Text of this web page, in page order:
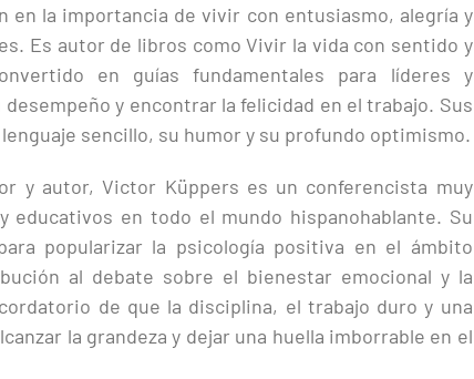
en la importancia de vivir con entusiasmo, alegría y
Es autor de libros como Vivir la vida con sentido y
en guías fundamentales para líderes y
y encontrar la felicidad en el trabajo. Sus
sencillo, su humor y su profundo optimismo.
y autor, Victor Küppers es un conferencista muy
en todo el mundo hispanohablante. Su
popularizar la psicología positiva en el ámbito
al debate sobre el bienestar emocional y la
de que la disciplina, el trabajo duro y una
la grandeza y dejar una huella imborrable en el